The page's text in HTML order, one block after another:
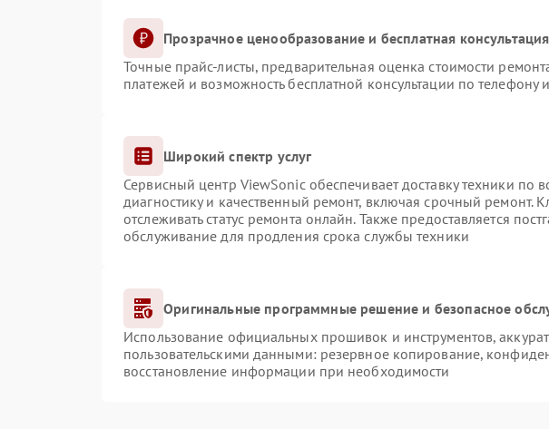
Прозрачное ценообразование и бесплатная консультация
Точные прайс-листы, предварительная оценка стоимости
платежей и возможность бесплатной консультации по телефону
Широкий спектр услуг
Сервисный центр ViewSonic обеспечивает доставку техники по
диагностику и качественный ремонт, включая срочный ремонт.
отслеживать статус ремонта онлайн. Также предоставляется
обслуживание для продления срока службы техники
Оригинальные программные решение и безопасное
Использование официальных прошивок и инструментов,
пользовательскими данными: резервное копирование,
восстановление информации при необходимости